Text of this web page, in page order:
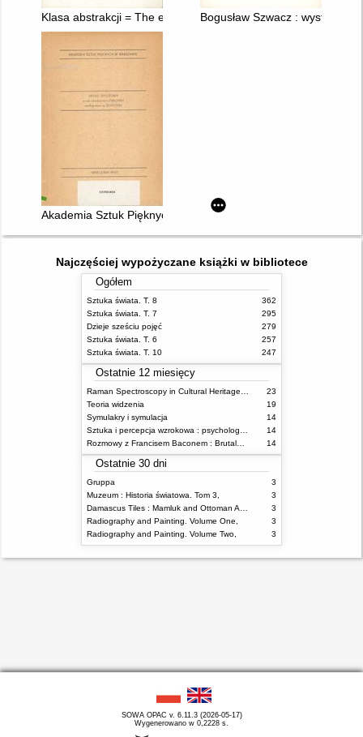
Klasa abstrakcji = The equivalence class = Classe d'
Bogusław Szwacz : wystawa
Akademia Sztuk Pięknych w Warszawie w roku 1986/1987
Najczęściej wypożyczane książki w bibliotece
Ogółem
Sztuka świata. T. 8
362
Sztuka świata. T. 7
295
Dzieje sześciu pojęć
279
Sztuka świata. T. 6
257
Sztuka świata. T. 10
247
Ostatnie 12 miesięcy
23
Teoria widzenia
19
Symulakry i symulacja
14
14
14
Ostatnie 30 dni
Gruppa
3
Muzeum : Historia światowa. Tom 3,
3
3
Radiography and Painting. Volume One,
3
Radiography and Painting. Volume Two,
3
SOWA OPAC v. 6.11.3 (2026-05-17)
Wygenerowano w 0,2228 s.